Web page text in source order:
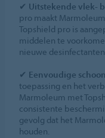
✔ Uitstekende vlek-
pro maakt
Topshield pro is
middelen te
nieuwe
✔ Eenvoudige
toepassing en het
Marmoleum met
consistente
gevolg dat het
houden.